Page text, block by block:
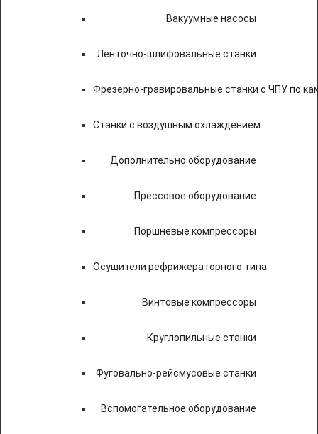
Вакуумные насосы
Ленточно-шлифовальные станки
Фрезерно-гравировальные станки с ЧПУ по
Станки с воздушным охлаждением
Дополнительно оборудование
Прессовое оборудование
Поршневые компрессоры
Осушители рефрижераторного типа
Винтовые компрессоры
Круглопильные станки
Фуговально-рейсмусовые станки
Вспомогательное оборудование